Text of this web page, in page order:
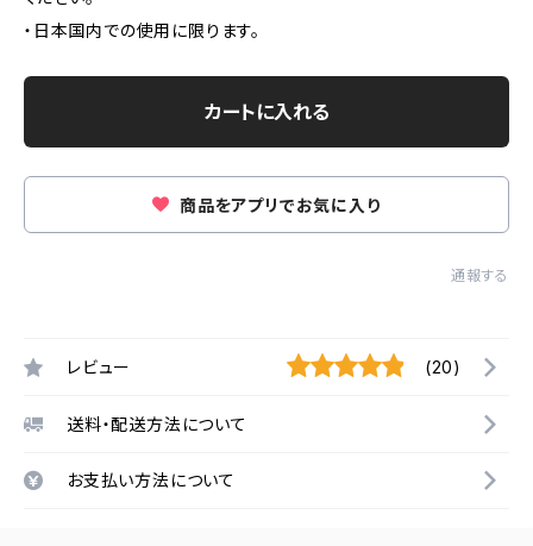
・日本国内での使用に限ります。
カートに入れる
商品をアプリでお気に入り
通報する
レビュー (20)
送料・配送方法について
お支払い方法について